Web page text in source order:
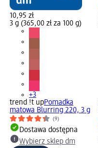
10,95 zł
3 g (365,00 zł za 100 g)
+3
trend !t upPomadka
matowa Blurring 220, 3 g
(9)
Dostawa dostępna
Wybierz sklep dm